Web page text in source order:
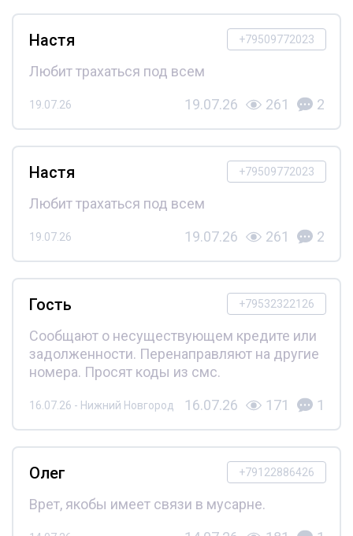
+79509772023
Настя
Любит трахаться под всем
19.07.26 19.07.26 261 2
+79509772023
Настя
Любит трахаться под всем
19.07.26 19.07.26 261 2
+79532322126
Гость
Сообщают о несуществующем кредите или
задолженности. Перенаправляют на другие
номера. Просят коды из смс.
16.07.26 - Нижний Новгород 16.07.26 171 1
+79122886426
Олег
Врет, якобы имеет связи в мусарне.